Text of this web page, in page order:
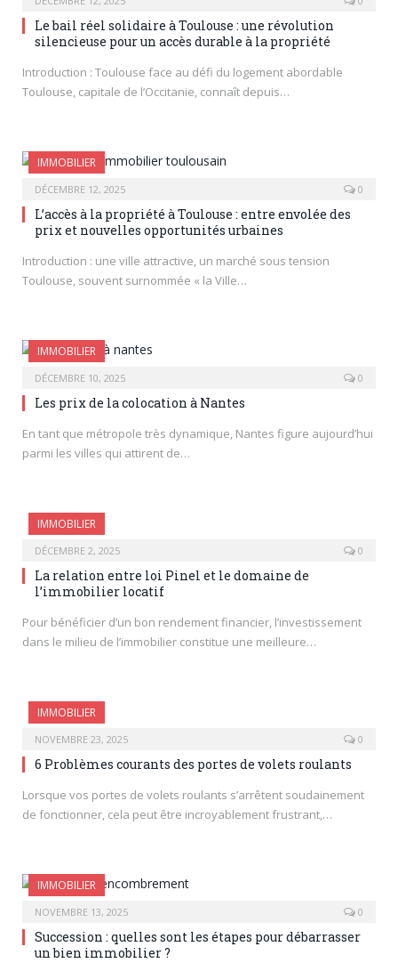
Le bail réel solidaire à Toulouse : une révolution
silencieuse pour un accès durable à la propriété
Introduction : Toulouse face au défi du logement abordable
Toulouse, capitale de l’Occitanie, connaît depuis…
IMMOBILIER
DÉCEMBRE 12, 2025 0
L’accès à la propriété à Toulouse : entre envolée des
prix et nouvelles opportunités urbaines
Introduction : une ville attractive, un marché sous tension
Toulouse, souvent surnommée « la Ville…
IMMOBILIER
DÉCEMBRE 10, 2025 0
Les prix de la colocation à Nantes
En tant que métropole très dynamique, Nantes figure aujourd’hui
parmi les villes qui attirent de…
IMMOBILIER
DÉCEMBRE 2, 2025 0
La relation entre loi Pinel et le domaine de
l’immobilier locatif
Pour bénéficier d’un bon rendement financier, l’investissement
dans le milieu de l’immobilier constitue une meilleure…
IMMOBILIER
NOVEMBRE 23, 2025 0
6 Problèmes courants des portes de volets roulants
Lorsque vos portes de volets roulants s’arrêtent soudainement
de fonctionner, cela peut être incroyablement frustrant,…
IMMOBILIER
NOVEMBRE 13, 2025 0
Succession : quelles sont les étapes pour débarrasser
un bien immobilier ?